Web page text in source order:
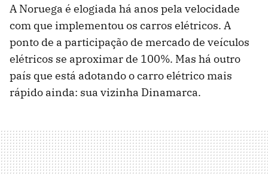
A Noruega é elogiada há anos pela velocidade
com que implementou os carros elétricos. A
ponto de a participação de mercado de veículos
elétricos se aproximar de 100%. Mas há outro
país que está adotando o carro elétrico mais
rápido ainda: sua vizinha Dinamarca.